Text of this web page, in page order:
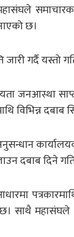
छ।
जारी गर्दै यस्तो
जनआस्था
विभिन्न दबाब
दबाब दिने
साथै महासंघले